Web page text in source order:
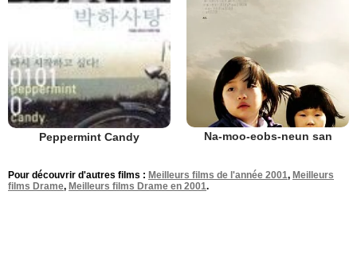
Peppermint Candy Na-moo-eobs-neun san
Pour découvrir d'autres films : Meilleurs films de l'année 2001, Meilleurs
films Drame, Meilleurs films Drame en 2001.